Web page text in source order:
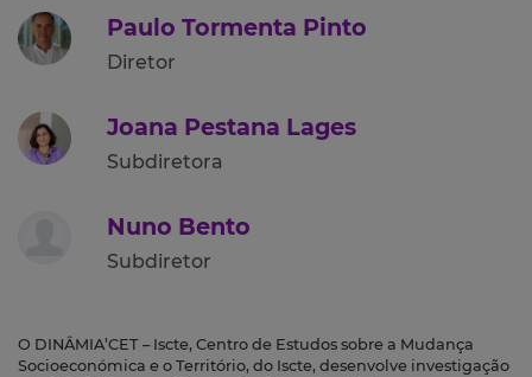
Paulo Tormenta Pinto
Diretor
Joana Pestana Lages
Subdiretora
Nuno Bento
Subdiretor
O DINÂMIA’CET – Iscte, Centro de Estudos sobre a Mudança
Socioeconómica e o Território, do Iscte, desenvolve investigação